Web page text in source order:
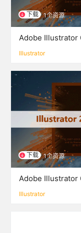
下载 1个资源
Adobe Illustrator
Illustrator
下载 1个资源
Adobe Illustrator
Illustrator